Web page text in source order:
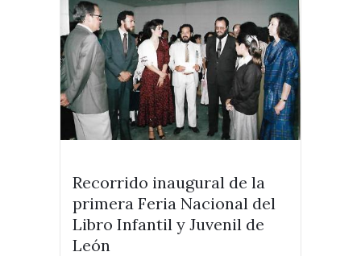
Recorrido inaugural de la
primera Feria Nacional del
Libro Infantil y Juvenil de
León